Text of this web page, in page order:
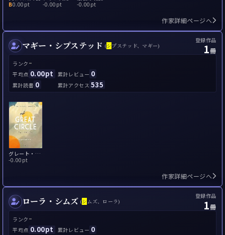
B0.00pt
-0.00pt
-0.00pt
作家詳細ページへ
マギー・シプステッド (シプステッド、マギー)
登録作品
1冊
ランク -
平均点 0.00pt 累計レビュー 0
累計読書 0 累計アクセス 535
グレート・サークル
-0.00pt
作家詳細ページへ
ローラ・シムズ (シムズ、ローラ)
登録作品
1冊
ランク -
平均点 0.00pt 累計レビュー 0